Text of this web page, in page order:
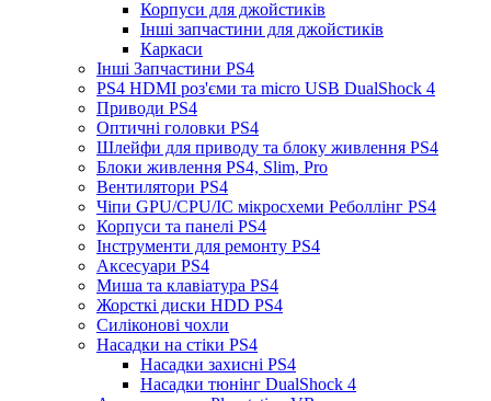
Корпуси для джойстиків
Інші запчастини для джойстиків
Каркаси
Інші Запчастини PS4
PS4 HDMI роз'єми та micro USB DualShock 4
Приводи PS4
Оптичні головки PS4
Шлейфи для приводу та блоку живлення PS4
Блоки живлення PS4, Slim, Pro
Вентилятори PS4
Чіпи GPU/CPU/IC мікросхеми Реболлінг PS4
Корпуси та панелі PS4
Інструменти для ремонту PS4
Аксесуари PS4
Миша та клавіатура PS4
Жорсткі диски HDD PS4
Силіконові чохли
Насадки на стіки PS4
Насадки захисні PS4
Насадки тюнінг DualShock 4